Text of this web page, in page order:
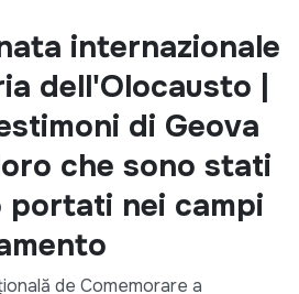
internazionale
dell'Olocausto |
di Geova
che sono stati
nei campi